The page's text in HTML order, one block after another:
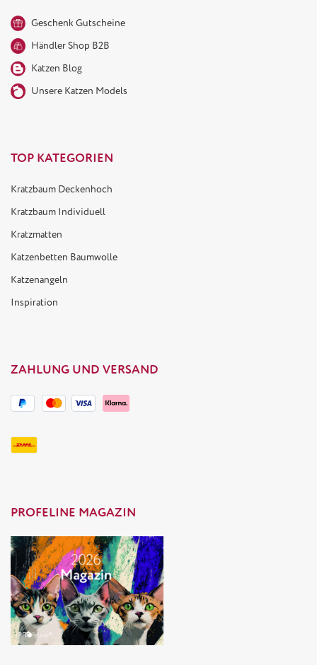
Geschenk Gutscheine
Händler Shop B2B
Katzen Blog
Unsere Katzen Models
TOP KATEGORIEN
Kratzbaum Deckenhoch
Kratzbaum Individuell
Kratzmatten
Katzenbetten Baumwolle
Katzenangeln
Inspiration
ZAHLUNG UND VERSAND
PROFELINE MAGAZIN